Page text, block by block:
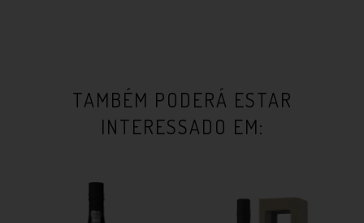
TAMBÉM PODERÁ ESTAR
INTERESSADO EM: